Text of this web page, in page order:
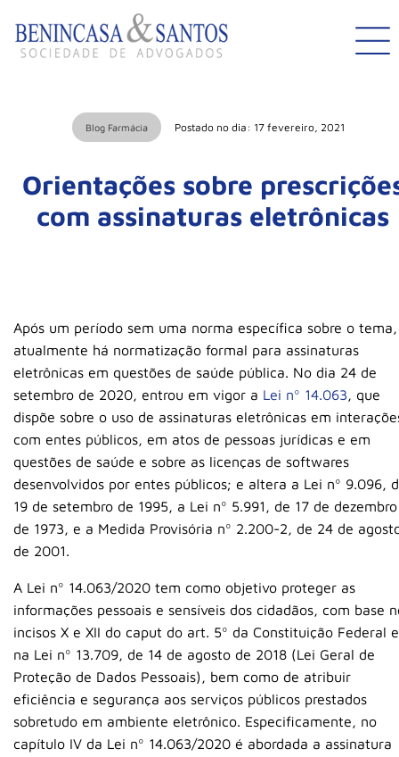
Blog Farmácia Postado no dia: 17 fevereiro, 2021
Orientações sobre
com assinaturas eletrônicas
Após um período sem uma norma específica sobre o tema,
atualmente há normatização formal para assinaturas
eletrônicas em questões de saúde pública. No dia 24 de
setembro de 2020, entrou em vigor a Lei nº 14.063, que
dispõe sobre o uso de assinaturas eletrônicas em
com entes públicos, em atos de pessoas jurídicas e em
questões de saúde e sobre as licenças de softwares
desenvolvidos por entes públicos; e altera a Lei nº 9.096,
19 de setembro de 1995, a Lei nº 5.991, de 17 de dezembro
de 1973, e a Medida Provisória nº 2.200-2, de 24 de
de 2001.
A Lei nº 14.063/2020 tem como objetivo proteger as
informações pessoais e sensíveis dos cidadãos, com base
incisos X e XII do caput do art. 5º da Constituição Federal e
na Lei nº 13.709, de 14 de agosto de 2018 (Lei Geral de
Proteção de Dados Pessoais), bem como de atribuir
eficiência e segurança aos serviços públicos prestados
sobretudo em ambiente eletrônico. Especificamente, no
capítulo IV da Lei nº 14.063/2020 é abordada a assinatura